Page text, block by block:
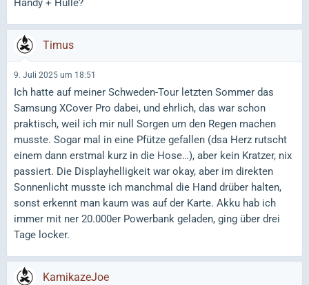
Handy + Hülle?
Timus
9. Juli 2025 um 18:51
Ich hatte auf meiner Schweden-Tour letzten Sommer das
Samsung XCover Pro dabei, und ehrlich, das war schon
praktisch, weil ich mir null Sorgen um den Regen machen
musste. Sogar mal in eine Pfütze gefallen (dsa Herz rutscht
einem dann erstmal kurz in die Hose…), aber kein Kratzer, nix
passiert. Die Displayhelligkeit war okay, aber im direkten
Sonnenlicht musste ich manchmal die Hand drüber halten,
sonst erkennt man kaum was auf der Karte. Akku hab ich
immer mit ner 20.000er Powerbank geladen, ging über drei
Tage locker.
KamikazeJoe